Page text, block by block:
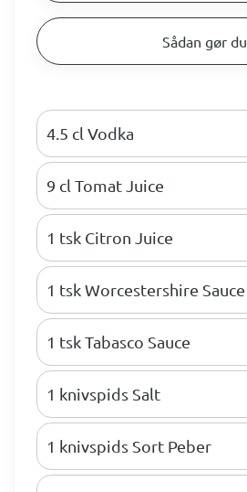
Sådan gør du
4.5 cl Vodka
9 cl Tomat Juice
1 tsk Citron Juice
1 tsk Worcestershire Sauce
1 tsk Tabasco Sauce
1 knivspids Salt
1 knivspids Sort Peber